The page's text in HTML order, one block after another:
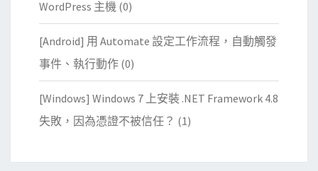
WordPress 主機 (0)
[Android] 用 Automate 設定工作流程，自動觸發
事件、執行動作 (0)
[Windows] Windows 7 上安裝 .NET Framework 4.8
失敗，因為憑證不被信任？ (1)